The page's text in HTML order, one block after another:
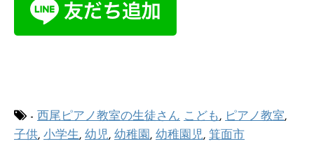
- 西尾ピアノ教室の生徒さん こども, ピアノ教室,
子供, 小学生, 幼児, 幼稚園 , 幼稚園児, 箕面市